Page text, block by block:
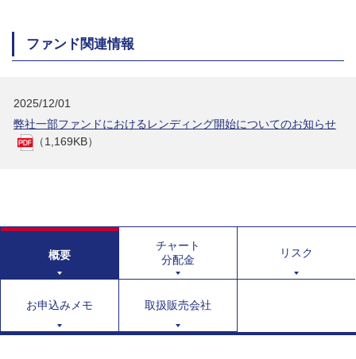
ファンド関連情報
2025/12/01
弊社一部ファンドにおけるレンディング開始についてのお知らせ
（1,169KB）
概要
チャート
分配金
リスク
お申込みメモ 取扱販売会社